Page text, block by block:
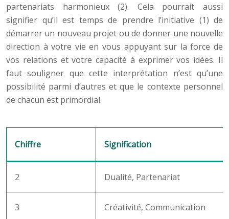
partenariats harmonieux (2). Cela pourrait aussi
signifier qu’il est temps de prendre l’initiative (1) de
démarrer un nouveau projet ou de donner une nouvelle
direction à votre vie en vous appuyant sur la force de
vos relations et votre capacité à exprimer vos idées. Il
faut souligner que cette interprétation n’est qu’une
possibilité parmi d’autres et que le contexte personnel
de chacun est primordial.
Chiffre Signification
2 Dualité, Partenariat
3 Créativité, Communication